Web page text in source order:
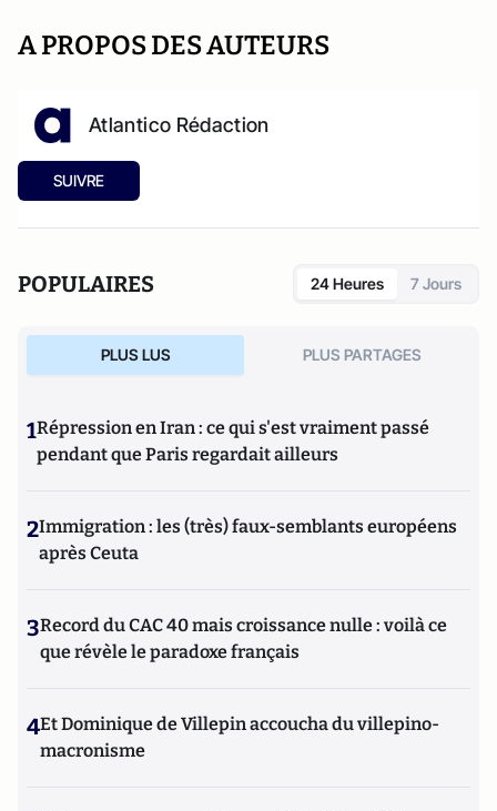
A PROPOS DES AUTEURS
Atlantico Rédaction
SUIVRE
POPULAIRES 24 Heures 7 Jours
PLUS LUS PLUS PARTAGES
1Répression en Iran : ce qui s'est vraiment passé
pendant que Paris regardait ailleurs
2Immigration : les (très) faux-semblants européens
après Ceuta
3Record du CAC 40 mais croissance nulle : voilà ce
que révèle le paradoxe français
4Et Dominique de Villepin accoucha du villepino-
macronisme